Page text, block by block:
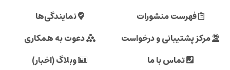
فهرست منشورات
نمایندگی‌ها
مرکز پشتیبانی و درخواست
دعوت به همکاری
تماس با ما
وبلاگ (اخبار)